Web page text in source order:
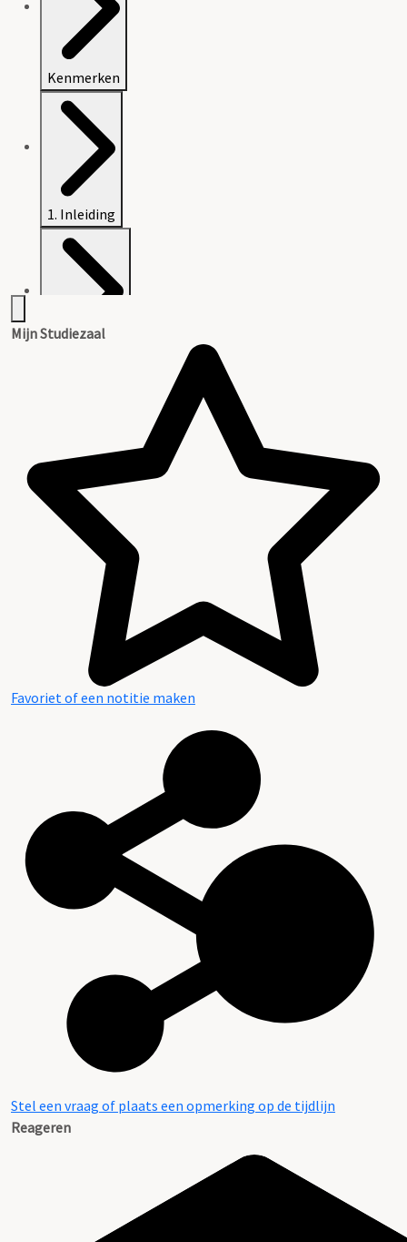
Kenmerken
1. Inleiding
Mijn Studiezaal
Favoriet of een notitie maken
Stel een vraag of plaats een opmerking op de tijdlijn
Reageren